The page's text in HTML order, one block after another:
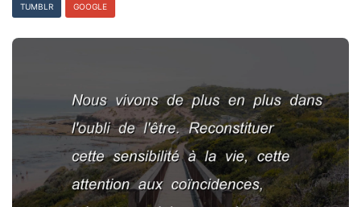
TUMBLR GOOGLE